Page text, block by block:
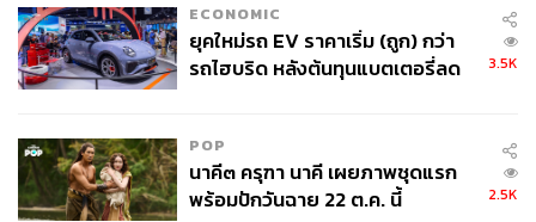
ECONOMIC
ยุคใหม่รถ EV ราคาเริ่ม (ถูก) กว่า
รถไฮบริด หลังต้นทุนแบตเตอรี่ลด
3.5K
POP
นาคี๓ ครุฑา นาคี เผยภาพชุดแรก
พร้อมปักวันฉาย 22 ต.ค. นี้
2.5K